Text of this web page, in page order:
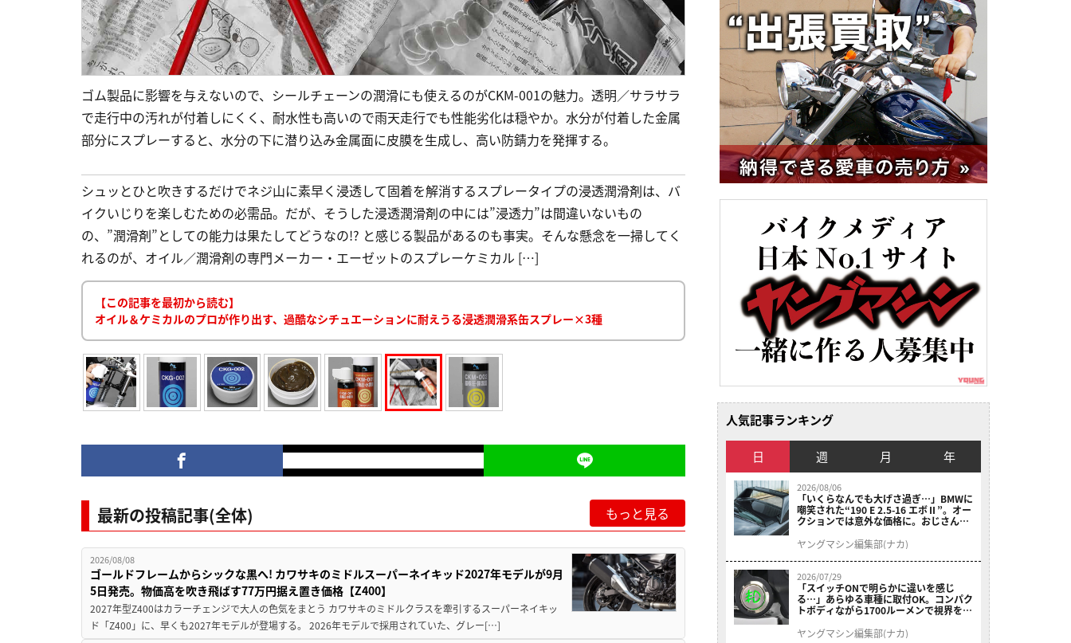
ゴム製品に影響を与えないので、シールチェーンの潤滑にも使えるのがCKM-001の魅力。透明／サラサラ
で走行中の汚れが付着しにくく、耐水性も高いので雨天走行でも性能劣化は穏やか。水分が付着した金属
部分にスプレーすると、水分の下に潜り込み金属面に皮膜を生成し、高い防錆力を発揮する。
シュッとひと吹きするだけでネジ山に素早く浸透して固着を解消するスプレータイプの浸透潤滑剤は、バ
イクいじりを楽しむための必需品。だが、そうした浸透潤滑剤の中には”浸透力”は間違いないもの
の、”潤滑剤”としての能力は果たしてどうなの!? と感じる製品があるのも事実。そんな懸念を一掃してく
れるのが、オイル／潤滑剤の専門メーカー・エーゼットのスプレーケミカル […]
【この記事を最初から読む】
オイル＆ケミカルのプロが作り出す、過酷なシチュエーションに耐えうる浸透潤滑系缶スプレー×3種
最新の投稿記事(全体) もっと見る
2026/08/08
ゴールドフレームからシックな黒へ! カワサキのミドルスーパーネイキッド2027年モデルが9月
5日発売。物価高を吹き飛ばす77万円据え置き価格【Z400】
2027年型Z400はカラーチェンジで大人の色気をまとう カワサキのミドルクラスを牽引するスーパーネイキッ
ド「Z400」に、早くも2027年モデルが登場する。 2026年モデルで採用されていた、グレー[…]
人気記事ランキング
日 週 月 年
2026/08/06
「いくらなんでも大げさ過ぎ…」BMWに
嘲笑された“190 E 2.5-16 エボⅡ”。オー
クションでは意外な価格に。おじさん達
ヤングマシン編集部(ナカ)
2026/07/29
「スイッチONで明らかに違いを感じ
る…」あらゆる車種に取付OK。コンパク
トボディながら1700ルーメンで視界を確
ニット プレシャスレイ スモール］
ヤングマシン編集部(ナカ)